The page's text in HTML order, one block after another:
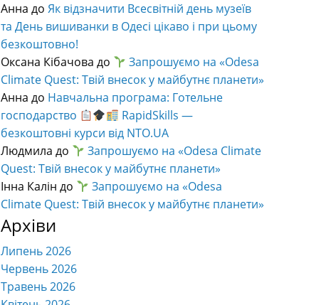
Анна доЯк відзначити Всесвітній день музеїв
та День вишиванки в Одесі цікаво і при цьому
безкоштовно!
Оксана Кібачова до
Запрошуємо на «Odesa
Climate Quest: Твій внесок у майбутнє планети»
Анна до Навчальна програма: Готельне
господарство
RapidSkills —
безкоштовні курси від NTO.UA
Людмила до
Запрошуємо на «Odesa Climate
Quest: Твій внесок у майбутнє планети»
Інна Калін до
Запрошуємо на «Odesa
Climate Quest: Твій внесок у майбутнє планети»
Архіви
Липень 2026
Червень 2026
Травень 2026